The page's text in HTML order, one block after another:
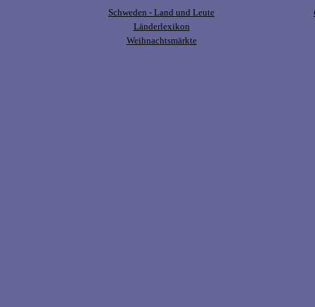
Schweden - Land und Leute
Länderlexikon
Weihnachtsmärkte